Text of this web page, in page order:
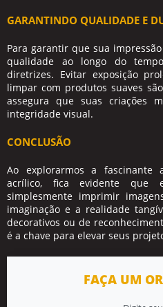
GARANTINDO QUALIDADE E
Para garantir que sua
qualidade ao longo do
diretrizes. Evitar exposição
limpar com produtos suaves
assegura que suas criações
integridade visual.
CONCLUSÃO
Ao explorarmos a fascinante
acrílico, fica evidente que
simplesmente imprimir
imaginação e a realidade
decorativos ou de
é a chave para elevar seus
FAÇA UM